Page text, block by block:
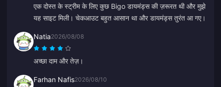
एक दोस्त के स्ट्रीम के लिए कुछ Bigo डायमंड्स की ज़रूरत थी और मुझे
यह साइट मिली। चेकआउट बहुत आसान था और डायमंड्स तुरंत आ गए।
Natia2026/08/08
अच्छा दाम और तेज़।
Farhan Nafis2026/08/10